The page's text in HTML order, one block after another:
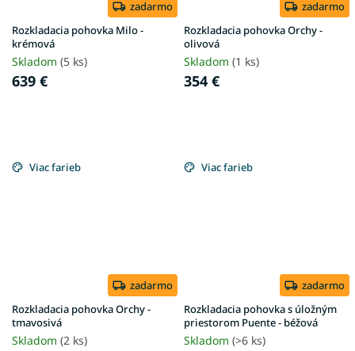
zadarmo
Rozkladacia pohovka Milo -
krémová
Skladom (5 ks)
639 €
zadarmo
Rozkladacia pohovka Orchy -
olivová
Skladom (1 ks)
354 €
Viac farieb
zadarmo
Rozkladacia pohovka Orchy -
tmavosivá
Skladom (2 ks)
Viac farieb
zadarmo
Rozkladacia pohovka s úložným
priestorom Puente - béžová
Skladom (>6 ks)